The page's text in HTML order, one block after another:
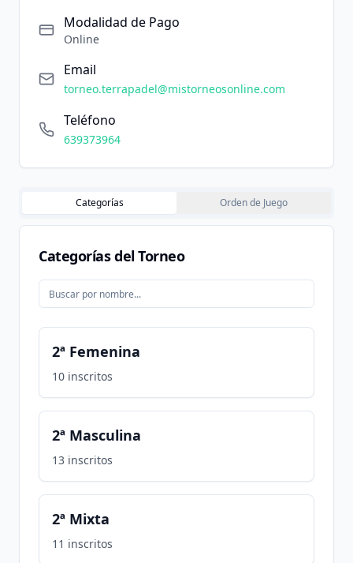
Modalidad de Pago
Online
Email
torneo.terrapadel@mistorneosonline.com
Teléfono
639373964
Categorías Orden de Juego
Categorías del Torneo
2ª Femenina
10 inscritos
2ª Masculina
13 inscritos
2ª Mixta
11 inscritos